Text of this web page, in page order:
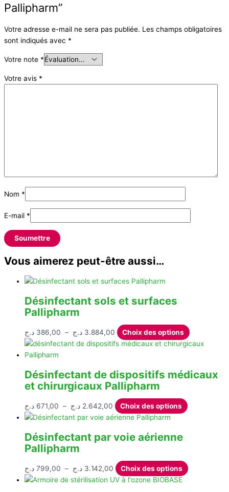
Pallipharm”
Votre adresse e-mail ne sera pas publiée. Les champs obligatoires
sont indiqués avec *
Votre note *
Votre avis *
Nom *
E-mail *
Vous aimerez peut-être aussi…
Désinfectant sols et surfaces
Pallipharm
386,00 د.ج – 3.884,00 د.ج
Plage
de
à
3.884,00 د.ج
Choix des options Ce
produit
variations.
Désinfectant de dispositifs médicaux
et chirurgicaux Pallipharm
671,00 د.ج – 2.642,00 د.ج
Plage
de
671,00 د.ج
2.642,00 د.ج
Choix des options Ce
options
Désinfectant par voie aérienne
Pallipharm
799,00 د.ج – 3.142,00 د.ج
Plage
de
Choix des options Ce